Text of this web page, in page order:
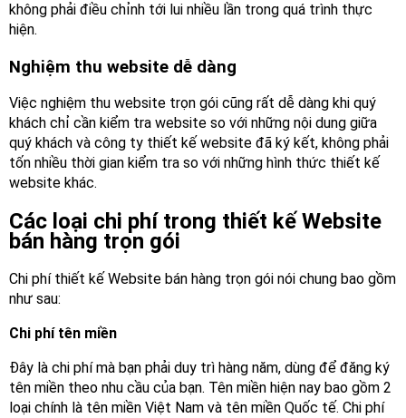
không phải điều chỉnh tới lui nhiều lần trong quá trình thực
hiện.
Nghiệm thu website dễ dàng
Việc nghiệm thu website trọn gói cũng rất dễ dàng khi quý
khách chỉ cần kiểm tra website so với những nội dung giữa
quý khách và công ty thiết kế website đã ký kết, không phải
tốn nhiều thời gian kiểm tra so với những hình thức thiết kế
website khác.
Các loại chi phí trong thiết kế Website
bán hàng trọn gói
Chi phí thiết kế Website bán hàng trọn gói nói chung bao gồm
như sau:
Chi phí tên miền
Đây là chi phí mà bạn phải duy trì hàng năm, dùng để đăng ký
tên miền theo nhu cầu của bạn. Tên miền hiện nay bao gồm 2
loại chính là tên miền Việt Nam và tên miền Quốc tế. Chi phí